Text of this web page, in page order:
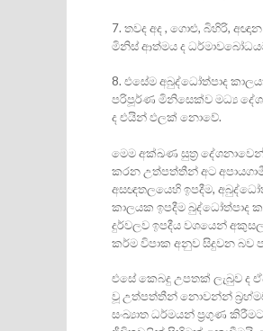
7. තවද අද , ගොළු, බිහිරි,
මිනිස් ආත්මය ද
8. එසේම අබුද්ධෝත්පාද
පරිපූර්ණ මිනිසෙක්ව මධ්‍ය
ද එයින් ඵලක් නොවේ.
මෙම අක්ඛණ සුත‍්‍ර
කරන උත්පත්තීන් අට
අසඥතලයෙහි ඉපදීම,
කාලයක ඉපදීම බුද්ධෝත්පාද
දුර්වලව ඉපදීය වශයෙන්
කර්ම විපාක අනුව සිදුවන බව
එසේ කෙබදු උපතක් ලැබුව ද
වූ උත්පත්තීන් නොවන්න්
සංඛ්‍යාත ධර්මයන් ප‍්‍රගුණ